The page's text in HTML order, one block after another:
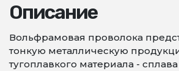
Описание
Вольфрамовая проволока
тонкую металлическую
тугоплавкого материала -